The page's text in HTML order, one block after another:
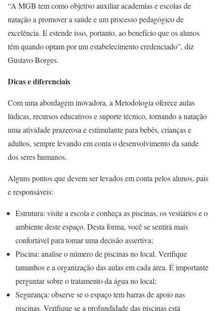
“A MGB tem como objetivo auxiliar academias e escolas de
natação a promover a saúde e um processo pedagógico de
excelência. E estende isso, portanto, ao benefício que os alunos
têm quando optam por um estabelecimento credenciado”, diz
Gustavo Borges.
Dicas e diferenciais
Com uma abordagem inovadora, a Metodologia oferece aulas
lúdicas, recursos educativos e suporte técnico, tornando a natação
uma atividade prazerosa e estimulante para bebês, crianças e
adultos, sempre levando em conta o desenvolvimento da saúde
dos seres humanos.
Alguns pontos que devem ser levados em conta pelos alunos, pais
e responsáveis:
Estrutura: visite a escola e conheça as piscinas, os vestiários e o
ambiente deste espaço. Desta forma, você se sentirá mais
confortável para tomar uma decisão assertiva;
Piscina: analise o número de piscinas no local. Verifique
tamanhos e a organização das aulas em cada área. É importante
perguntar sobre o tratamento da água no local;
Segurança: observe se o espaço tem barras de apoio nas
piscinas. Verifique se a profundidade das piscinas está